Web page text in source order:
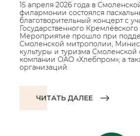
15 апреля 2026 года в
филармонии состоялся
благотворительный концерт с
Государственного Кремлёвского
Мероприятие прошло при
Смоленской митрополии,
культуры и туризма Смоленской
компании ОАО «Хлебпром», а
организаций.
ЧИТАТЬ ДАЛЕЕ